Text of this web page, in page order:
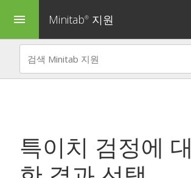
menu Minitab® 지원
특이치 검정에 대